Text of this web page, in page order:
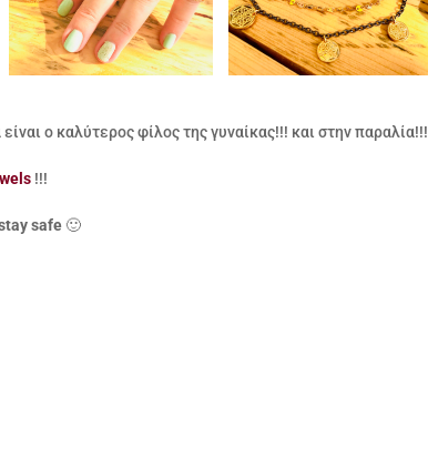
ο καλύτερος φίλος της γυναίκας!!! και στην παραλία!!!
!!!
safe 🙂